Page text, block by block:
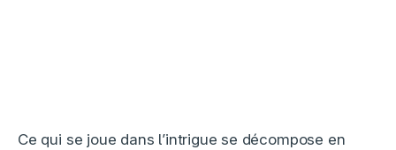
Ce qui se joue dans l’intrigue se décompose en